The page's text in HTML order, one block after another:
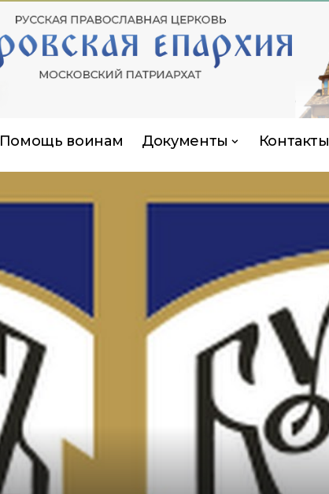
Помощь воинам Документы Контакты